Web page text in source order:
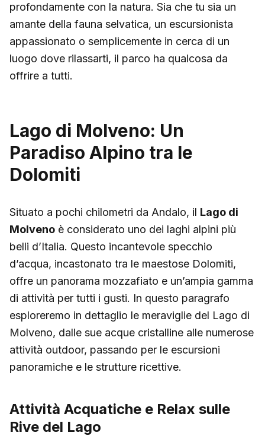
profondamente con la natura. Sia che tu sia un
amante della fauna selvatica, un escursionista
appassionato o semplicemente in cerca di un
luogo dove rilassarti, il parco ha qualcosa da
offrire a tutti.
Lago di Molveno: Un
Paradiso Alpino tra le
Dolomiti
Situato a pochi chilometri da Andalo, il Lago di
Molveno è considerato uno dei laghi alpini più
belli d’Italia. Questo incantevole specchio
d’acqua, incastonato tra le maestose Dolomiti,
offre un panorama mozzafiato e un’ampia gamma
di attività per tutti i gusti. In questo paragrafo
esploreremo in dettaglio le meraviglie del Lago di
Molveno, dalle sue acque cristalline alle numerose
attività outdoor, passando per le escursioni
panoramiche e le strutture ricettive.
Attività Acquatiche e Relax sulle
Rive del Lago